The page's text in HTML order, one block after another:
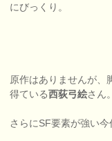
にびっくり。
原作はありませんが、
得ている西荻弓絵さん。
さらにSF要素が強い今